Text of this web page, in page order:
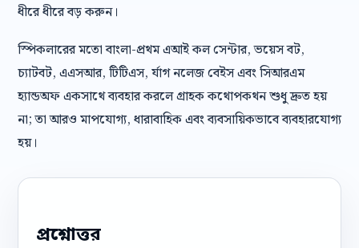
ধীরে ধীরে বড় করুন।
স্পিকলারের মতো বাংলা-প্রথম এআই কল সেন্টার, ভয়েস বট,
চ্যাটবট, এএসআর, টিটিএস, র্যাগ নলেজ বেইস এবং সিআরএম
হ্যান্ডঅফ একসাথে ব্যবহার করলে গ্রাহক কথোপকথন শুধু দ্রুত হয়
না; তা আরও মাপযোগ্য, ধারাবাহিক এবং ব্যবসায়িকভাবে ব্যবহারযোগ্য
হয়।
প্রশ্নোত্তর